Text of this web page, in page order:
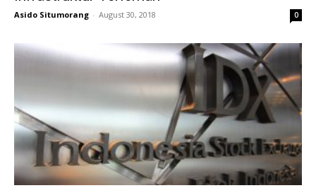
Asido Situmorang - August 30, 2018 0